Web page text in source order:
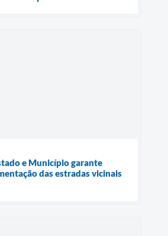
e Município garante
das estradas vicinais